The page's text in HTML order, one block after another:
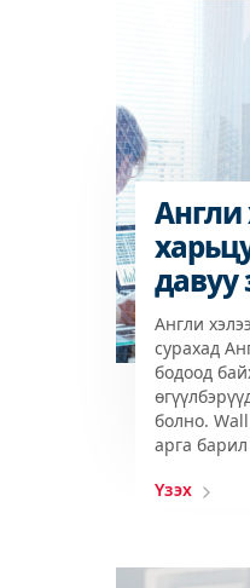
Англи
давуу
Англи
сурахад
бодоод
болно.
арга
Үзэх